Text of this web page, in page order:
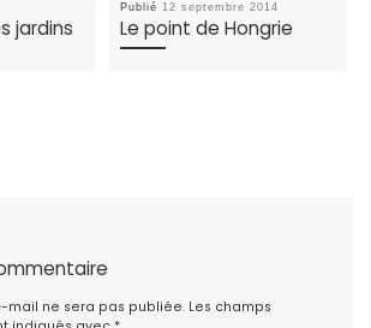
jardins
Publié12 septembre 2014
Le point de Hongrie
mail ne sera pas publiée. Les champs